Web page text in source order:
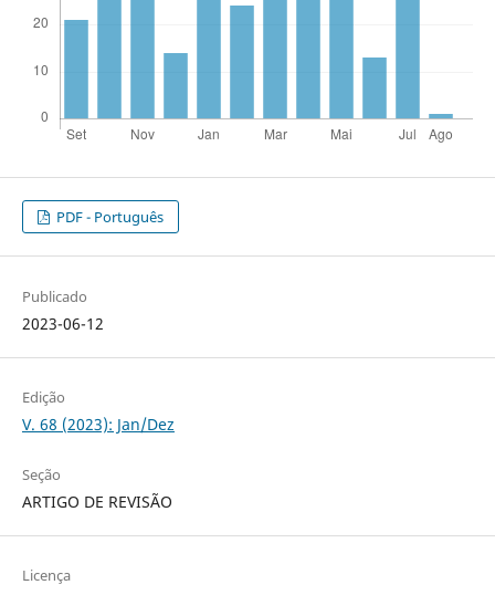
PDF - Português
Publicado
2023-06-12
Edição
V. 68 (2023): Jan/Dez
Seção
ARTIGO DE REVISÃO
Licença